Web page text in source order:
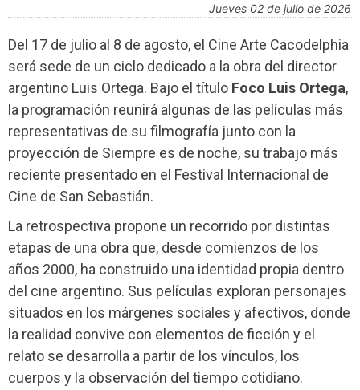
jueves 02 de julio de 2026
Del 17 de julio al 8 de agosto, el Cine Arte Cacodelphia
será sede de un ciclo dedicado a la obra del director
argentino Luis Ortega. Bajo el título Foco Luis Ortega,
la programación reunirá algunas de las películas más
representativas de su filmografía junto con la
proyección de Siempre es de noche, su trabajo más
reciente presentado en el Festival Internacional de
Cine de San Sebastián.
La retrospectiva propone un recorrido por distintas
etapas de una obra que, desde comienzos de los
años 2000, ha construido una identidad propia dentro
del cine argentino. Sus películas exploran personajes
situados en los márgenes sociales y afectivos, donde
la realidad convive con elementos de ficción y el
relato se desarrolla a partir de los vínculos, los
cuerpos y la observación del tiempo cotidiano.